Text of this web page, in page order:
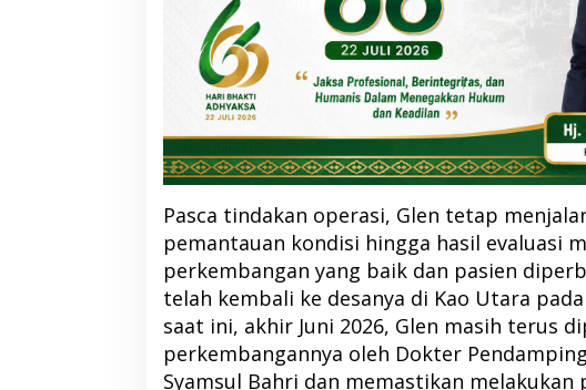
Pasca tindakan operasi, Glen tetap
pemantauan kondisi hingga hasil evaluasi
perkembangan yang baik dan pasien
telah kembali ke desanya di Kao Utara
saat ini, akhir Juni 2026, Glen masih terus
perkembangannya oleh Dokter
Syamsul Bahri dan memastikan